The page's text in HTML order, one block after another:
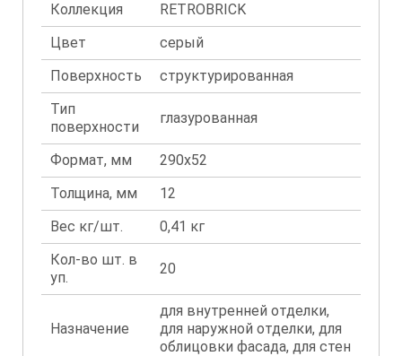
Коллекция
RETROBRICK
Цвет
серый
Поверхность
структурированная
Тип
поверхности
глазурованная
Формат, мм
290x52
Толщина, мм
12
Вес кг/шт.
0,41 кг
Кол-во шт. в
уп.
20
Назначение
для внутренней отделки,
для наружной отделки, для
облицовки фасада, для стен